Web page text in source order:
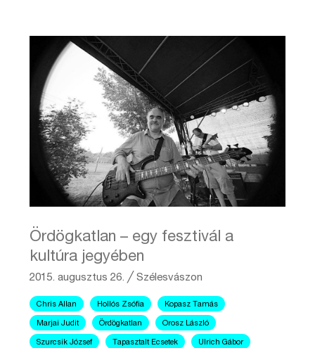
Ördögkatlan – egy fesztivál a
kultúra jegyében
2015. augusztus 26. ╱Szélesvászon
Chris Allan Hollós Zsófia Kopasz Tamás
Marjai Judit Ördögkatlan Orosz László
Szurcsik József Tapasztalt Ecsetek Ulrich Gábor